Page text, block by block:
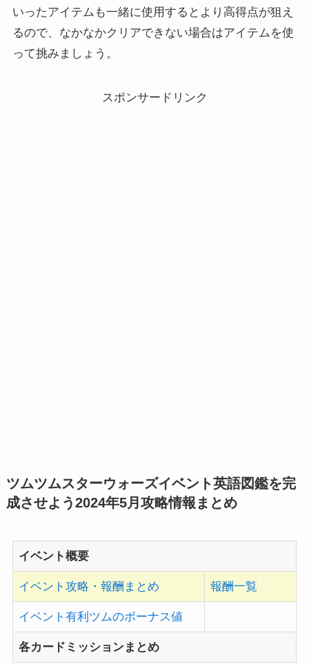
いったアイテムも一緒に使用するとより高得点が狙え
るので、なかなかクリアできない場合はアイテムを使
って挑みましょう。
スポンサードリンク
ツムツムスターウォーズイベント英語図鑑を完
成させよう2024年5月 攻略情報まとめ
イベント概要
イベント攻略・報酬まとめ 報酬一覧
イベント有利ツムのボーナス値
各カードミッションまとめ